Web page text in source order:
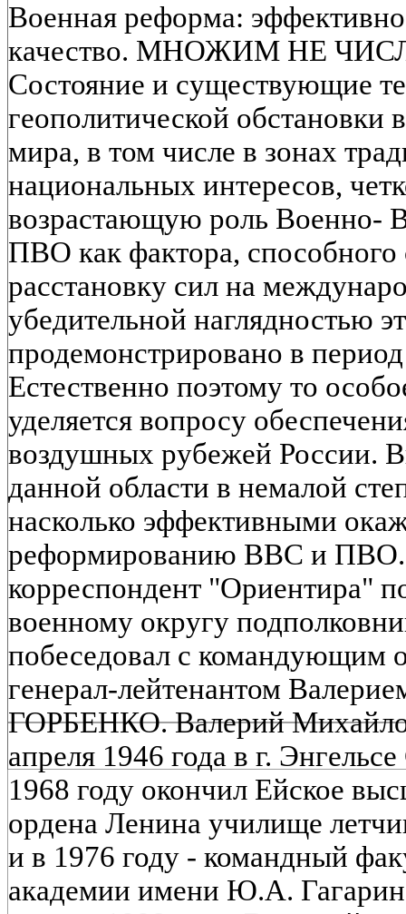
Военная реформа:
качество. МНОЖИМ НЕ
Состояние и существующие
геополитической обстановки
мира, в том числе в зонах
национальных интересов,
возрастающую роль Военно-
ПВО как фактора, способного
расстановку сил на
убедительной наглядностью
продемонстрировано в
Естественно поэтому то
уделяется вопросу
воздушных рубежей России.
данной области в немалой
насколько эффективными
реформированию ВВС и ПВО.
корреспондент "Ориентира"
военному округу
побеседовал с
генерал-лейтенантом
ГОРБЕНКО. Валерий
апреля 1946 года в г.
1968 году окончил Ейское
ордена Ленина училище
и в 1976 году - командный
академии имени Ю.А.